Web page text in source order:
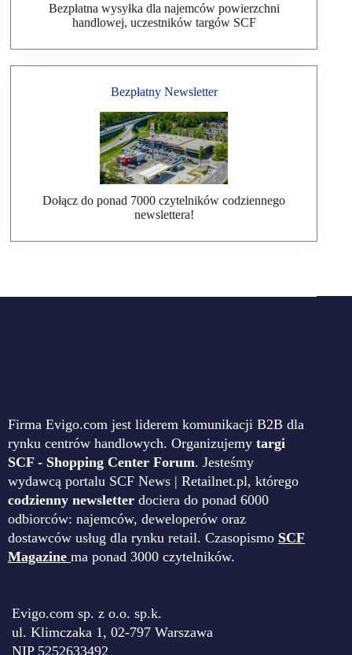
Bezpłatna wysyłka dla najemców powierzchni
handlowej, uczestników targów SCF
Bezpłatny Newsletter
Dołącz do ponad 7000 czytelników codziennego
newslettera!
Firma Evigo.com jest liderem komunikacji B2B dla
rynku centrów handlowych. Organizujemy targi
SCF - Shopping Center Forum. Jesteśmy
wydawcą portalu SCF News | Retailnet.pl, którego
codzienny newsletter dociera do ponad 6000
odbiorców: najemców, deweloperów oraz
dostawców usług dla rynku retail. Czasopismo SCF
Magazine ma ponad 3000 czytelników.
Evigo.com sp. z o.o. sp.k.
ul. Klimczaka 1, 02-797 Warszawa
NIP 5252633492